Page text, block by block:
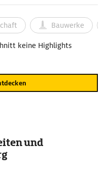
Bauwerke
keine Highlights
und